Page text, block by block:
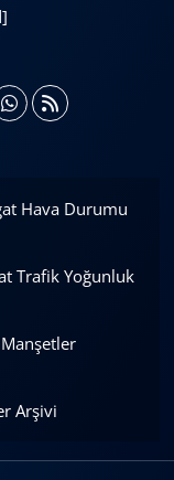
Hava Durumu
Trafik Yoğunluk
Arşivi